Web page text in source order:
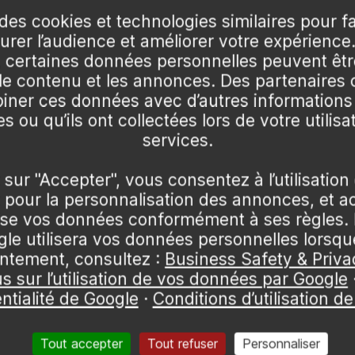
plantez-le idéalement entre septembre et octobre
bien qu'il tolère également une exposition semi-
Veillez à maintenir un espacement de 0,5 à 1
10 à 20 litres d'eau pour favoriser un bon
croissance des mauvaises herbes.
d'entretien. En pleine terre, une fois établi, il est
devient sèche.
cookies et technologies similaires pour
l’audience et améliorer votre
données personnelles peuvent
contenu et les annonces. Des partenaires
ces données avec d’autres
ou qu’ils ont collectées lors de votre
services.
"Accepter", vous consentez à l’utilisation
la personnalisation des annonces, et
vos données conformément à ses règles.
utilisera vos données personnelles
consultez : Business Safety &
sur l’utilisation de vos données par Google
de Google · Conditions d’utilisation
Tout accepter Tout refuser Personnaliser